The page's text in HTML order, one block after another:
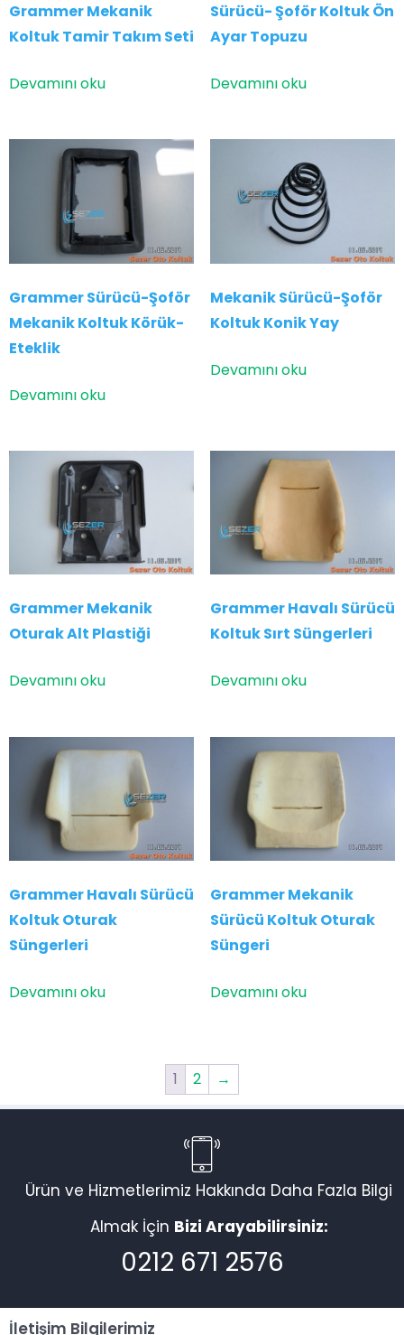
Grammer Mekanik
Koltuk Tamir Takım Seti
Devamını oku
Sürücü- Şoför Koltuk Ön
Ayar Topuzu
Devamını oku
Grammer Sürücü-Şoför
Mekanik Koltuk Körük-
Eteklik
Devamını oku
Mekanik Sürücü-Şoför
Koltuk Konik Yay
Devamını oku
Grammer Mekanik
Oturak Alt Plastiği
Devamını oku
Grammer Havalı Sürücü
Koltuk Sırt Süngerleri
Devamını oku
Grammer Havalı Sürücü
Koltuk Oturak
Süngerleri
Devamını oku
Grammer Mekanik
Sürücü Koltuk Oturak
Süngeri
Devamını oku
1 2 →
Ürün ve Hizmetlerimiz Hakkında Daha Fazla Bilgi
Almak İçin Bizi Arayabilirsiniz:
0212 671 2576
İletişim Bilgilerimiz